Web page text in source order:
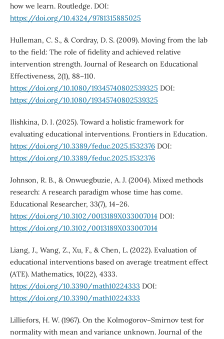
how we learn. Routledge. DOI:
https://doi.org/10.4324/9781315885025
Hulleman, C. S., & Cordray, D. S. (2009). Moving from the lab
to the field: The role of fidelity and achieved relative
intervention strength. Journal of Research on Educational
Effectiveness, 2(1), 88–110.
https://doi.org/10.1080/19345740802539325 DOI:
https://doi.org/10.1080/19345740802539325
Ilishkina, D. I. (2025). Toward a holistic framework for
evaluating educational interventions. Frontiers in Education.
https://doi.org/10.3389/feduc.2025.1532376DOI:
https://doi.org/10.3389/feduc.2025.1532376
Johnson, R. B., & Onwuegbuzie, A. J. (2004). Mixed methods
research: A research paradigm whose time has come.
Educational Researcher, 33(7), 14–26.
https://doi.org/10.3102/0013189X033007014 DOI:
https://doi.org/10.3102/0013189X033007014
Liang, J., Wang, Z., Xu, F., & Chen, L. (2022). Evaluation of
educational interventions based on average treatment effect
(ATE). Mathematics, 10(22), 4333.
https://doi.org/10.3390/math10224333 DOI:
https://doi.org/10.3390/math10224333
Lilliefors, H. W. (1967). On the Kolmogorov–Smirnov test for
normality with mean and variance unknown. Journal of the